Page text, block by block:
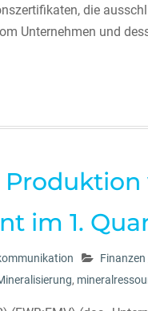
die
Unternehmen und
im 1.
,